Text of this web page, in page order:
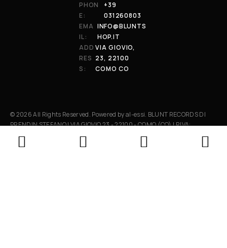
PHON
E:
+39
031260803
EMA
IL:
INFO@BLUNTS
HOP.IT
ADD
RES
S:
VIA GIOVIO,
23, 22100
COMO CO
© 2026 All Rights Reserved. Powered by al-essi. BLUNT RECORDS DI
PRENDIN STEFANO | VIA GIOVIO 23 - 22100 - COMO (CO) | P.IVA:
01848590038